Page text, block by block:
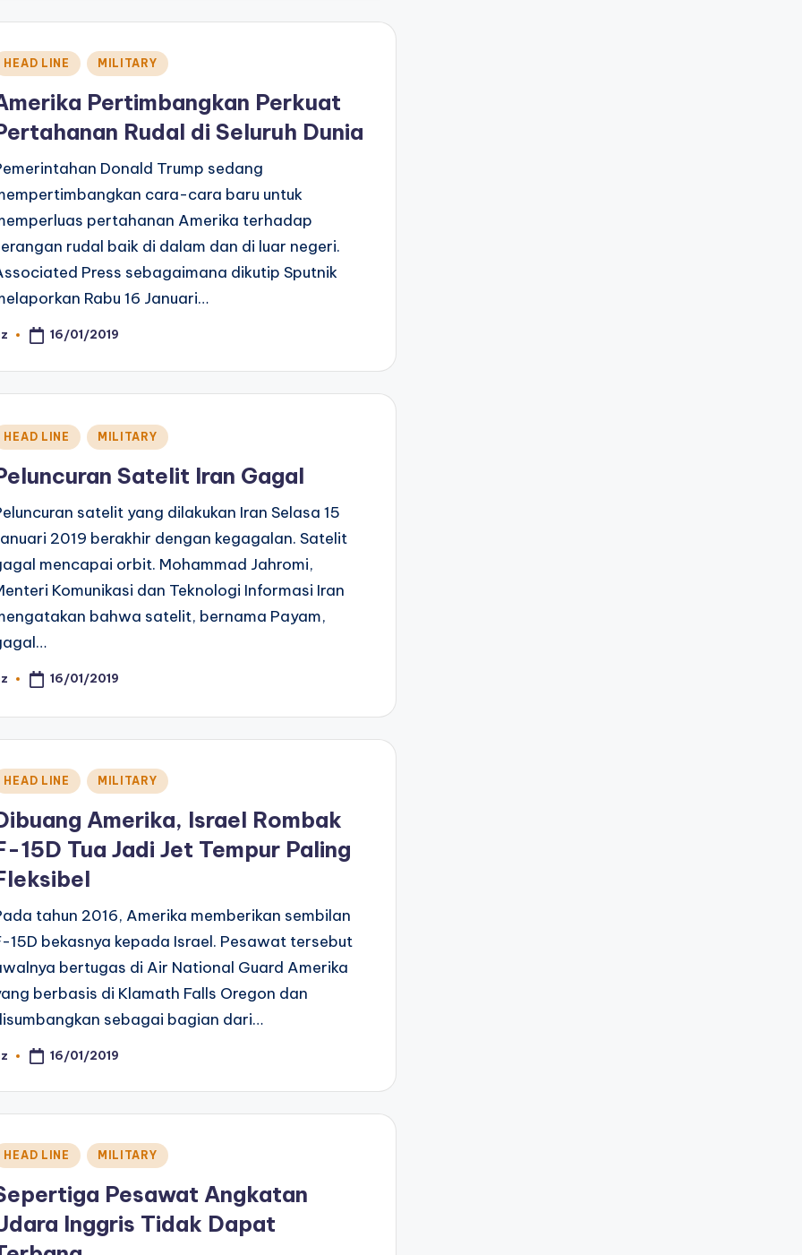
HEAD LINE MILITARY
Pertimbangkan Perkuat
Rudal di Seluruh Dunia
Donald Trump sedang
cara-cara baru untuk
pertahanan Amerika terhadap
rudal baik di dalam dan di luar negeri.
Press sebagaimana dikutip Sputnik
Rabu 16 Januari…
16/01/2019
HEAD LINE MILITARY
Satelit Iran Gagal
satelit yang dilakukan Iran Selasa 15
2019 berakhir dengan kegagalan. Satelit
mencapai orbit. Mohammad Jahromi,
Komunikasi dan Teknologi Informasi Iran
bahwa satelit, bernama Payam,
16/01/2019
HEAD LINE MILITARY
Amerika, Israel Rombak
15D Tua Jadi Jet Tempur Paling
tahun 2016, Amerika memberikan sembilan
15D bekasnya kepada Israel. Pesawat tersebut
bertugas di Air National Guard Amerika
berbasis di Klamath Falls Oregon dan
sebagai bagian dari…
16/01/2019
HEAD LINE MILITARY
Pesawat Angkatan
Inggris Tidak Dapat